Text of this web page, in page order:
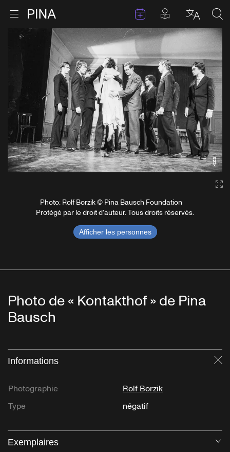
Aller au contenu
Ouvrir le menu Retour à la page d'accueil Évenements
Articles en
Photo: Rolf Borzik © Pina Bausch Foundation
Protégé par le droit d'auteur. Tous droits réservés.
Afficher les personnes
Photo de « Kontakthof » de Pina
Bausch
Informations
Photographie
Rolf Borzik
Type
négatif
Exemplaires